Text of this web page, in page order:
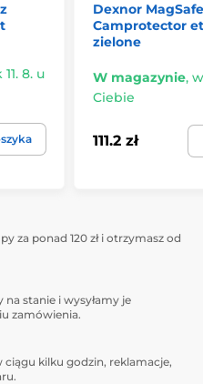
8. u
Dexnor
Camprotector
zielone
W magazynie,
Ciebie
111.2 zł
za ponad 120 zł i otrzymasz od
stanie i wysyłamy je
zamówienia.
kilku godzin, reklamacje,